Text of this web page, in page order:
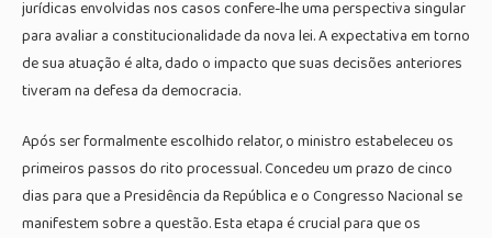
jurídicas envolvidas nos casos confere-lhe uma perspectiva singular
para avaliar a constitucionalidade da nova lei. A expectativa em torno
de sua atuação é alta, dado o impacto que suas decisões anteriores
tiveram na defesa da democracia.
Após ser formalmente escolhido relator, o ministro estabeleceu os
primeiros passos do rito processual. Concedeu um prazo de cinco
dias para que a Presidência da República e o Congresso Nacional se
manifestem sobre a questão. Esta etapa é crucial para que os